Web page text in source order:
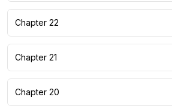
Chapter 22
Chapter 21
Chapter 20